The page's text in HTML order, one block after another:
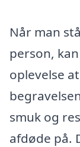
Når man
person,
oplevelse
smuk og
afdøde på.